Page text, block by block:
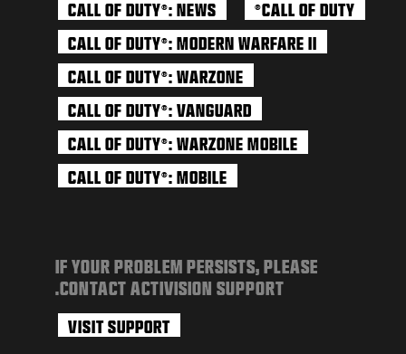
CALL OF DUTY
®
CALL OF DUTY®: NEWS
CALL OF DUTY®: MODERN WARFARE II
CALL OF DUTY®: WARZONE
CALL OF DUTY®: VANGUARD
CALL OF DUTY®: WARZONE MOBILE
CALL OF DUTY®: MOBILE
IF YOUR PROBLEM PERSISTS, PLEASE
CONTACT ACTIVISION SUPPORT.
VISIT SUPPORT